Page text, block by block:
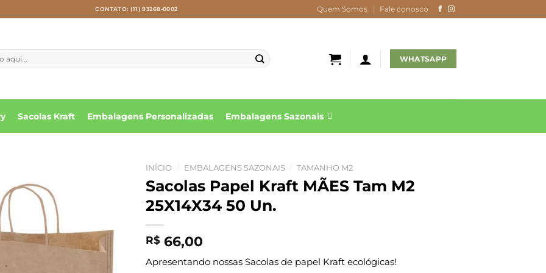
CONTATO: (11) 93268-0002 Quem Somos Fale conosco
WHATSAPP
Sacolas Kraft Embalagens Personalizadas Embalagens Sazonais
INÍCIO EMBALAGENS SAZONAIS TAMANHO M2
Sacolas Papel Kraft MÃES Tam M2
25X14X34 50 Un.
R$ 66,00
Apresentando nossas Sacolas de papel Kraft ecológicas!